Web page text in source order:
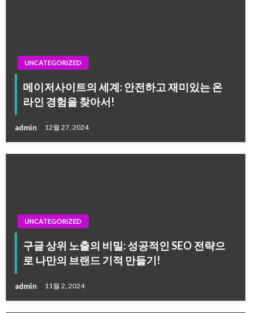
UNCATEGORIZED
메이저사이트의 세계: 안전하고 재미있는 온
라인 경험을 찾아서!
admin 12월 27, 2024
UNCATEGORIZED
구글 상위 노출의 비밀: 성공적인 SEO 전략으
로 나만의 브랜드 기적 만들기!
admin 11월 2, 2024